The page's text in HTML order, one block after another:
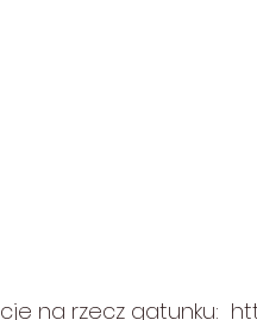
na rzecz gatunku: